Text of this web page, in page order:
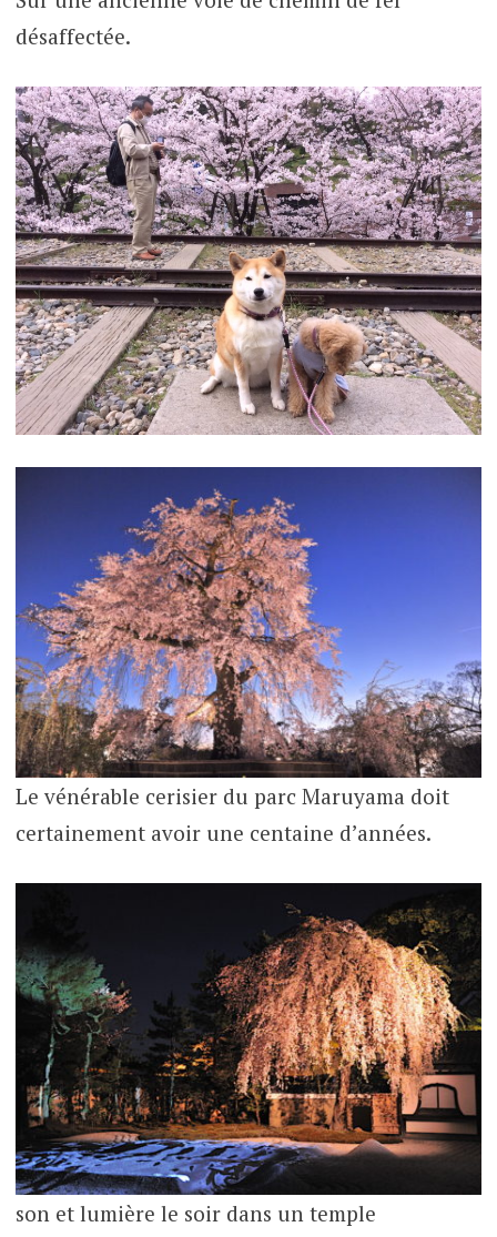
désaffectée.
Le vénérable cerisier du parc Maruyama doit
certainement avoir une centaine d’années.
son et lumière le soir dans un temple